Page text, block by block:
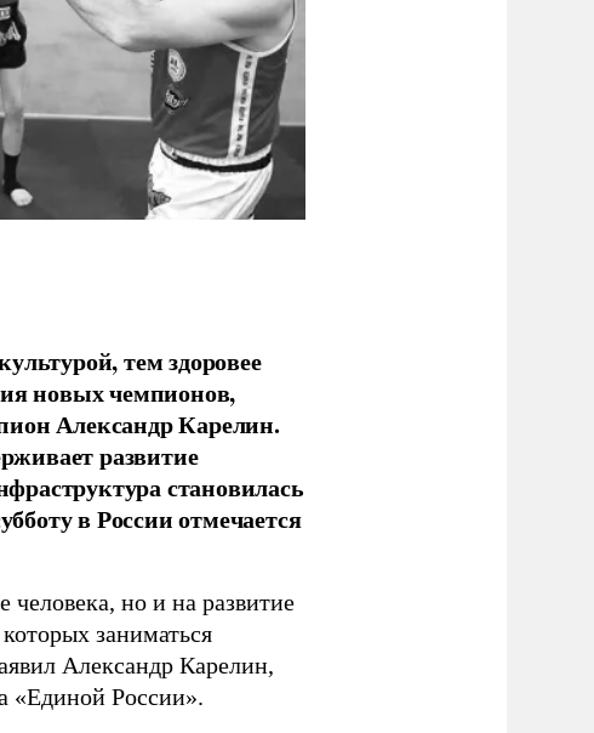
тем здоровее
новых чемпионов,
Александр Карелин.
развитие
становилась
в России отмечается
человека, но и на развитие
заниматься
Александр Карелин,
«Единой России».